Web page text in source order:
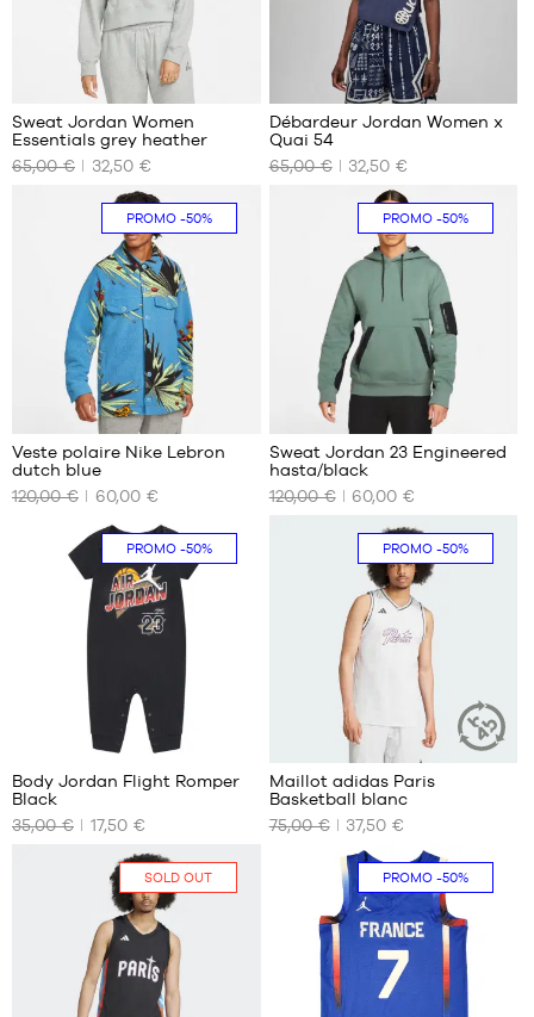
NOS
TAILLES
DISPONIBLES
3
Sweat Jordan Women
Essentials grey heather
65,00 €
32,50 €
NOS
TAILLES
DISPONIBLES
Débardeur Jordan Women x
Quai 54
65,00 €
32,50 €
PROMO-50%
NOS
TAILLES
DISPONIBLES
Veste polaire Nike Lebron
dutch blue
120,00 €
60,00 €
PROMO -50%
NOS
TAILLES
2
Sweat Jordan 23 Engineered
hasta/black
120,00 €
60,00 €
PROMO-50%
NOS
TAILLES
1
Body Jordan Flight Romper
Black
35,00 €
17,50 €
PROMO -50%
NOS
TAILLES
DISPONIBLES
Maillot adidas Paris
Basketball blanc
75,00 €
37,50 €
SOLD OUT PROMO -50%